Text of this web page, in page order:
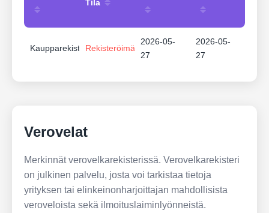
Tila
KaupparekisteriRekisteröimätön
2026-05-
27
2026-05-
27
Verovelat
Merkinnät verovelkarekisterissä. Verovelkarekisteri
on julkinen palvelu, josta voi tarkistaa tietoja
yrityksen tai elinkeinonharjoittajan mahdollisista
veroveloista sekä ilmoituslaiminlyönneistä.